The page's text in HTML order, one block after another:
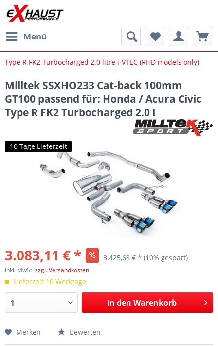
Menü
Type R FK2 Turbocharged 2.0 litre i-VTEC (RHD models only)
Milltek SSXHO233 Cat-back 100mm
GT100 passend für: Honda / Acura Civic
Type R FK2 Turbocharged 2.0 l
10 Tage Lieferzeit
3.083,11 € * 3.425,68 € * (10% gespart)
inkl. MwSt.zzgl. Versandkosten
Lieferzeit 10 Werktage
In den Warenkorb
Merken Bewerten